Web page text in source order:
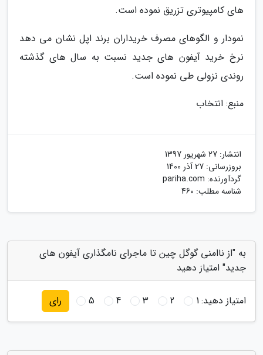
های کامپیوتری تزریق نموده است.
نمودار و الگوهای مصرف خریداران برند اپل نشان می دهد
نرخ خرید آیفون های جدید نسبت به سال های گذشته
روندی نزولی طی نموده است.
منبع: انتخاب
انتشار: 27 شهریور 1397
بروزرسانی: 27 آذر 1400
گردآورنده: pariha.com
شناسه مطلب: 460
به "از ناامنی گوگل چین تا ماجرای نامگذاری آیفون های
جدید" امتیاز دهید
امتیاز دهید:1
2
3
4
5 رای